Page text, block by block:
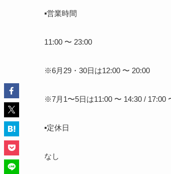
▪️営業時間
11:00 〜 23:00
※6月29・30日は12:00 〜 20:00
※7月1〜5日は11:00 〜 14:30 / 17:00
▪️定休日
なし